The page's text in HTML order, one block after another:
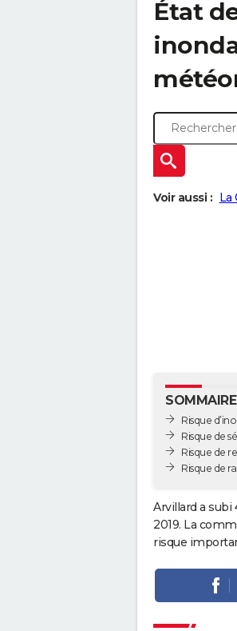
État
Voir aussi : La
SOMMAIRE
Risque
Risque de
Risque de
Risque de
Arvillard a subi
2019. La
risque